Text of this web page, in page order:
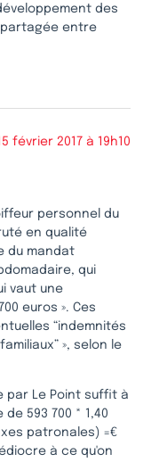
des
entre
février 2017 à 19h10
personnel du
en qualité
du mandat
qui
vaut une
euros ». Ces
“indemnités
», selon le
par Le Point suffit à
593 700 * 1,40
patronales) =€
à ce qu'on